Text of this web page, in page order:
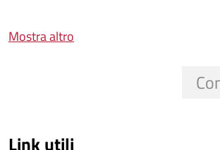
Mostra altro
Link utili